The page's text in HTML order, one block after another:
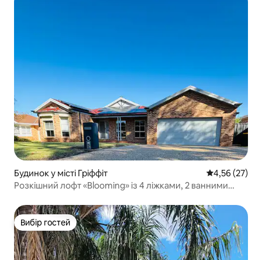
Будинок у місті Гріффіт Середня
4,56 (27)
Розкішний лофт «Blooming» із 4 ліжками, 2 ванними
Вибір гостей
Вибір гостей